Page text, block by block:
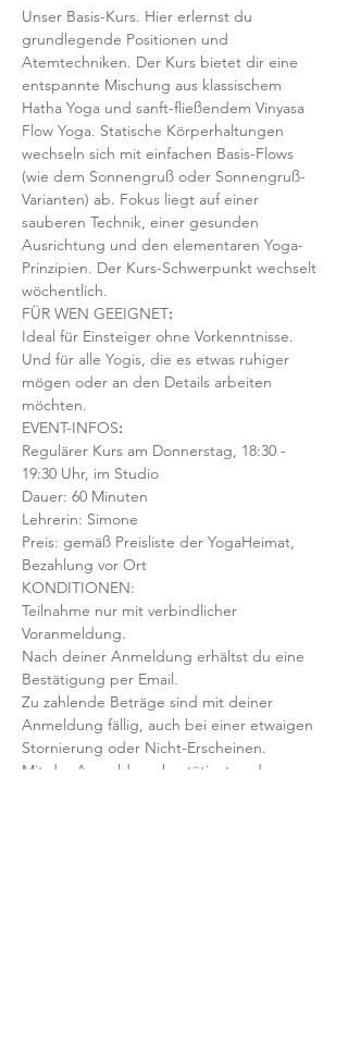
Unser Basis-Kurs. Hier erlernst du
grundlegende Positionen und
Atemtechniken. Der Kurs bietet dir eine
entspannte Mischung aus klassischem
Hatha Yoga und sanft-fließendem Vinyasa
Flow Yoga. Statische Körperhaltungen
wechseln sich mit einfachen Basis-Flows
(wie dem Sonnengruß oder Sonnengruß-
Varianten) ab. Fokus liegt auf einer
sauberen Technik, einer gesunden
Ausrichtung und den elementaren Yoga-
Prinzipien. Der Kurs-Schwerpunkt wechselt
wöchentlich.
FÜR WEN GEEIGNET:
Ideal für Einsteiger ohne Vorkenntnisse.
Und für alle Yogis, die es etwas ruhiger
mögen oder an den Details arbeiten
möchten.
EVENT-INFOS:
Regulärer Kurs am Donnerstag, 18:30 -
19:30 Uhr, im Studio
Dauer: 60 Minuten
Lehrerin: Simone
Preis: gemäß Preisliste der YogaHeimat,
Bezahlung vor Ort
KONDITIONEN:
Teilnahme nur mit verbindlicher
Voranmeldung.
Nach deiner Anmeldung erhältst du eine
Bestätigung per Email.
Zu zahlende Beträge sind mit deiner
Anmeldung fällig, auch bei einer etwaigen
Stornierung oder Nicht-Erscheinen.
Mit der Anmeldung bestätigst und